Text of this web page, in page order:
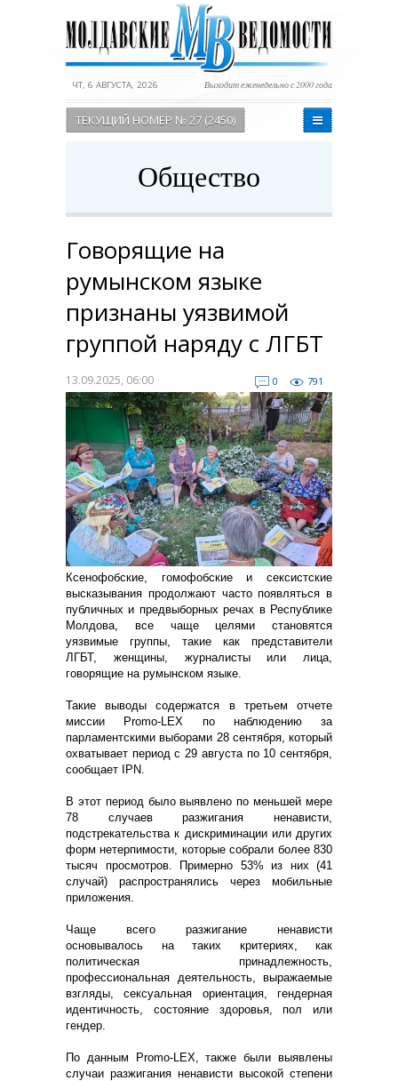
ЧТ, 6 АВГУСТА, 2026 Выходит еженедельно с 2000 года
ТЕКУЩИЙ НОМЕР № 27 (2450)
Общество
Говорящие на
румынском языке
признаны уязвимой
группой наряду с ЛГБТ
13.09.2025, 06:00 0 791
Ксенофобские, гомофобские и сексистские
высказывания продолжают часто появляться в
публичных и предвыборных речах в Республике
Молдова, все чаще целями становятся
уязвимые группы, такие как представители
ЛГБТ, женщины, журналисты или лица,
говорящие на румынском языке.
Такие выводы содержатся в третьем отчете
миссии Promo-LEX по наблюдению за
парламентскими выборами 28 сентября, который
охватывает период с 29 августа по 10 сентября,
сообщает IPN.
В этот период было выявлено по меньшей мере
78 случаев разжигания ненависти,
подстрекательства к дискриминации или других
форм нетерпимости, которые собрали более 830
тысяч просмотров. Примерно 53% из них (41
случай) распространялись через мобильные
приложения.
Чаще всего разжигание ненависти
основывалось на таких критериях, как
политическая принадлежность,
профессиональная деятельность, выражаемые
взгляды, сексуальная ориентация, гендерная
идентичность, состояние здоровья, пол или
гендер.
По данным Promo-LEX, также были выявлены
случаи разжигания ненависти высокой степени